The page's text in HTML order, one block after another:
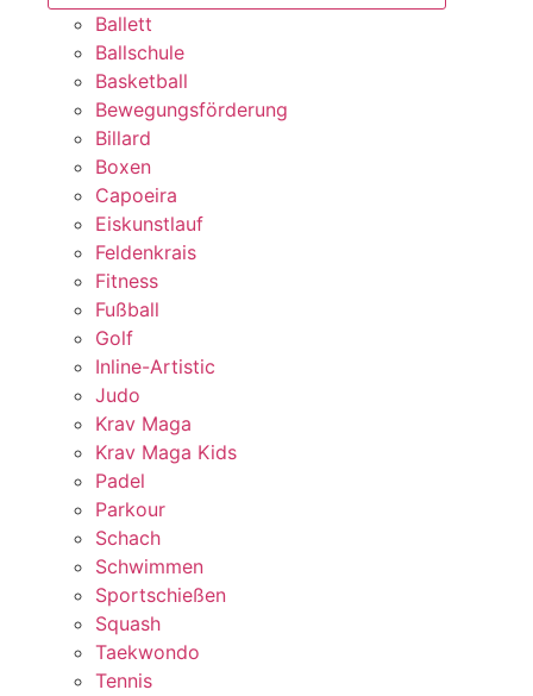
Ballett
Ballschule
Basketball
Bewegungsförderung
Billard
Boxen
Capoeira
Eiskunstlauf
Feldenkrais
Fitness
Fußball
Golf
Inline-Artistic
Judo
Krav Maga
Krav Maga Kids
Padel
Parkour
Schach
Schwimmen
Sportschießen
Squash
Taekwondo
Tennis